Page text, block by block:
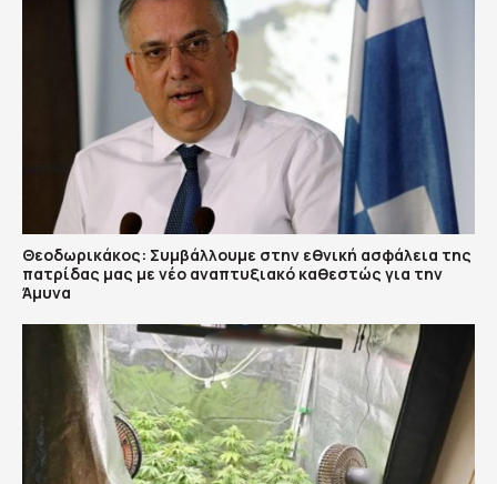
Θεοδωρικάκος: Συμβάλλουμε στην εθνική ασφάλεια της
πατρίδας μας με νέο αναπτυξιακό καθεστώς για την
Άμυνα